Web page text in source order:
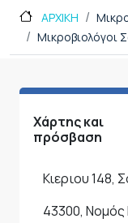
ΑΡΧΙΚΗ
Μικροβιολόγοι
Χάρτης και
πρόσβαση
Κιεριου 148,
43300, Νομός